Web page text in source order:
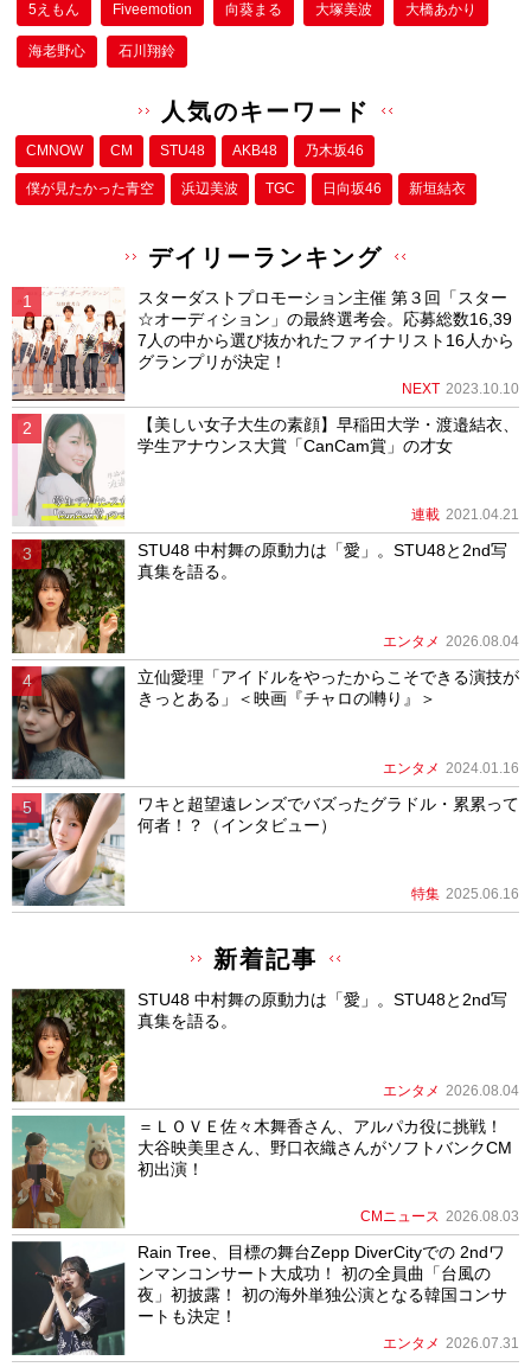
5えもん Fiveemotion 向葵まる 大塚美波 大橋あかり
海老野心 石川翔鈴
人気のキーワード
CMNOW CM STU48 AKB48 乃木坂46
僕が⾒たかった⻘空 浜辺美波 TGC 日向坂46 新垣結衣
デイリーランキング
スターダストプロモーション主催 第３回「スター
☆オーディション」の最終選考会。応募総数16,39
7人の中から選び抜かれたファイナリスト16人から
グランプリが決定！
NEXT 2023.10.10
【美しい女子大生の素顔】早稲田大学・渡邉結衣、
学生アナウンス大賞「CanCam賞」の才女
連載 2021.04.21
STU48 中村舞の原動力は「愛」。STU48と2nd写
真集を語る。
エンタメ 2026.08.04
立仙愛理「アイドルをやったからこそできる演技が
きっとある」＜映画『チャロの囀り』＞
エンタメ 2024.01.16
ワキと超望遠レンズでバズったグラドル・累累って
何者！？（インタビュー）
特集 2025.06.16
新着記事
STU48 中村舞の原動力は「愛」。STU48と2nd写
真集を語る。
エンタメ 2026.08.04
＝ＬＯＶＥ佐々木舞香さん、アルパカ役に挑戦！
大谷映美里さん、野口衣織さんがソフトバンクCM
初出演！
CMニュース 2026.08.03
Rain Tree、目標の舞台Zepp DiverCityでの 2ndワ
ンマンコンサート大成功！ 初の全員曲「台風の
夜」初披露！ 初の海外単独公演となる韓国コンサ
ートも決定！
エンタメ 2026.07.31